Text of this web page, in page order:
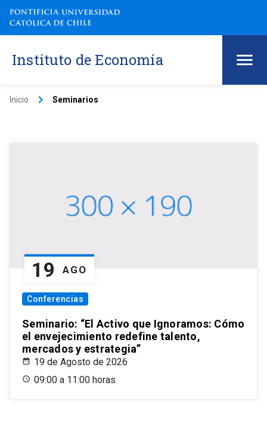
Instituto de Economía
Inicio keyboard_arrow_right Seminarios
19 AGO
Conferencias
Seminario: “El Activo que Ignoramos: Cómo
el envejecimiento redefine talento,
mercados y estrategia”
19 de Agosto de 2026
09:00 a 11:00 horas